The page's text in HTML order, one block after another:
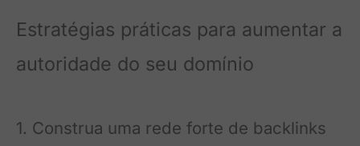
Estratégias práticas para aumentar a
autoridade do seu domínio
1. Construa uma rede forte de backlinks